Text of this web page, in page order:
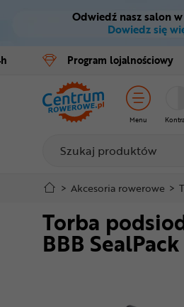
Menu główne
Informacje o
Do koszyka
Szczegółowe
Stopka
Odwiedź nasz salon
Dowiedz się
Program lojalnościowy
Menu
Rowery
E-bike
Części
Akcesoria
Odzież
Kaski
Buty
> Akcesoria rowerowe >
Torba
BBB SealPack